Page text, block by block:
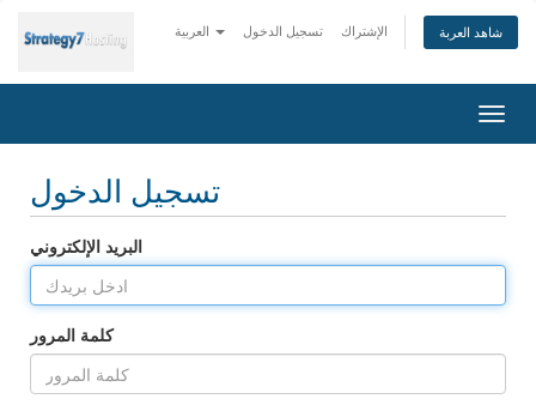
تسجيل الدخول الإشتراك شاهد العربة
تسجيل الدخول
البريد الإلكتروني
كلمة المرور